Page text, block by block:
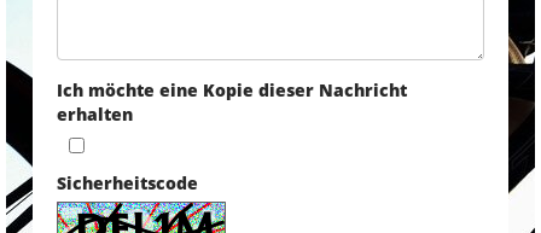
Ich möchte eine Kopie dieser Nachricht
erhalten
Sicherheitscode